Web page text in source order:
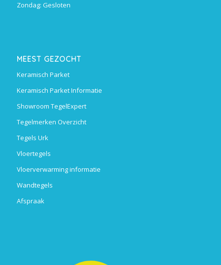
Zondag: Gesloten
MEEST GEZOCHT
Keramisch Parket
Keramisch Parket Informatie
Showroom TegelExpert
Tegelmerken Overzicht
Tegels Urk
Vloertegels
Vloerverwarming informatie
Wandtegels
Afspraak